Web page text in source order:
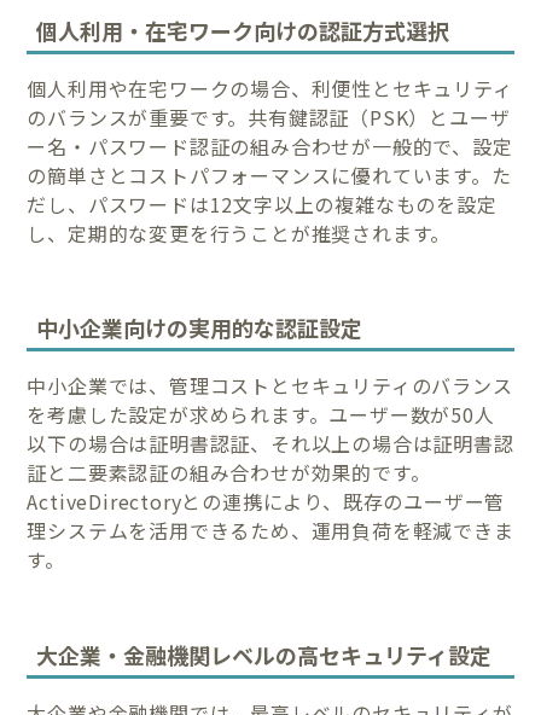
個人利用・在宅ワーク向けの認証方式選択
個人利用や在宅ワークの場合、利便性とセキュリティ
のバランスが重要です。共有鍵認証（PSK）とユーザ
ー名・パスワード認証の組み合わせが一般的で、設定
の簡単さとコストパフォーマンスに優れています。た
だし、パスワードは12文字以上の複雑なものを設定
し、定期的な変更を行うことが推奨されます。
中小企業向けの実用的な認証設定
中小企業では、管理コストとセキュリティのバランス
を考慮した設定が求められます。ユーザー数が50人
以下の場合は証明書認証、それ以上の場合は証明書認
証と二要素認証の組み合わせが効果的です。
ActiveDirectoryとの連携により、既存のユーザー管
理システムを活用できるため、運用負荷を軽減できま
す。
大企業・金融機関レベルの高セキュリティ設定